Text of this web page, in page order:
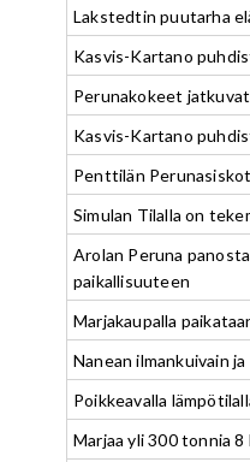
Lakstedtin puutarha
Kasvis-Kartano
Perunakokeet
Kasvis-Kartano
Penttilän
Simulan Tilalla on
Arolan Peruna
paikallisuuteen
Marjakaupalla
Nanean ilmankuivain
Poikkeavalla
Marjaa yli 300 tonnia